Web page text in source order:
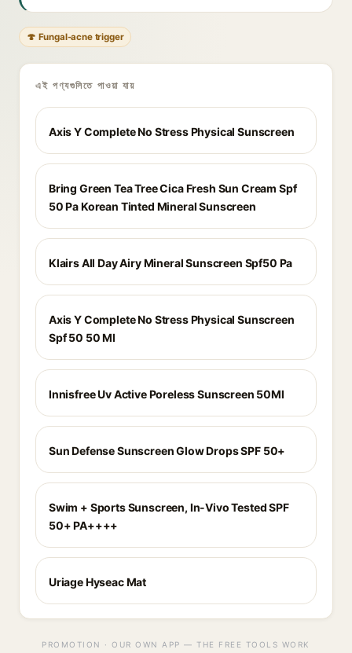
🍄 Fungal-acne trigger
এই পণ্যগুলিতে পাওয়া যায়
Axis Y Complete No Stress Physical Sunscreen
Bring Green Tea Tree Cica Fresh Sun Cream Spf
50 Pa Korean Tinted Mineral Sunscreen
Klairs All Day Airy Mineral Sunscreen Spf50 Pa
Axis Y Complete No Stress Physical Sunscreen
Spf 50 50 Ml
Innisfree Uv Active Poreless Sunscreen 50Ml
Sun Defense Sunscreen Glow Drops SPF 50+
Swim + Sports Sunscreen, In-Vivo Tested SPF
50+ PA++++
Uriage Hyseac Mat
PROMOTION · OUR OWN APP — THE FREE TOOLS WORK